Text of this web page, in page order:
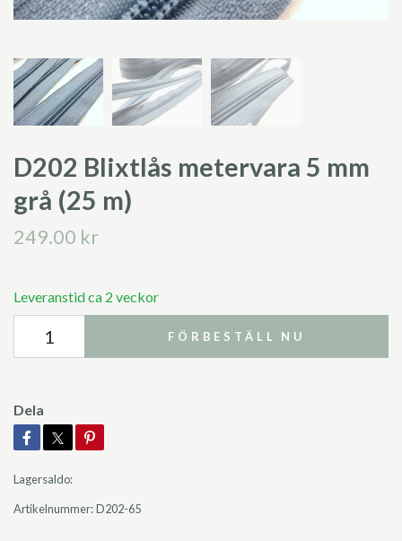
D202 Blixtlås metervara 5 mm
grå (25 m)
249.00 kr
Leveranstid ca 2 veckor
FÖRBESTÄLL NU
Dela
Lagersaldo:
Artikelnummer:D202-65